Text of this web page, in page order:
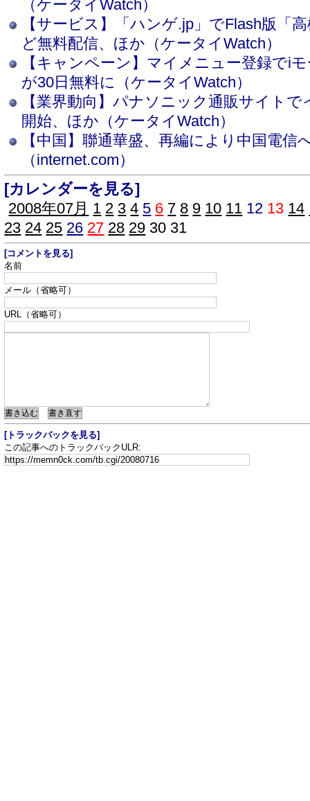
（ケータイWatch）
【サービス】「ハンゲ.jp」でFlash版「
ど無料配信、ほか（ケータイWatch）
【キャンペーン】マイメニュー登録でi
が30日無料に（ケータイWatch）
【業界動向】パナソニック通販サイト
開始、ほか（ケータイWatch）
【中国】聯通華盛、再編により中国電信
（internet.com）
[カレンダーを見る]
2008年07月 1 2 3 4 5 6 7 8 9 10 11 12 13 14
23 24 25 26 27 28 29 30 31
[コメントを見る]
名前
メール（省略可）
URL（省略可）
[トラックバックを見る]
この記事へのトラックバックULR: